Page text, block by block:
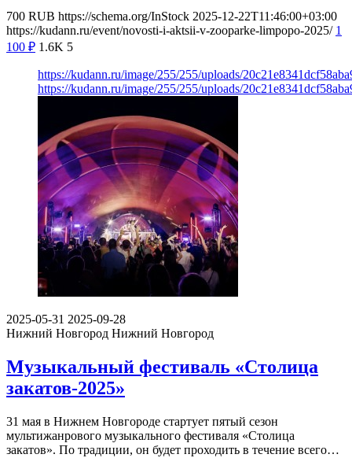
700 RUB https://schema.org/InStock 2025-12-22T11:46:00+03:00
https://kudann.ru/event/novosti-i-aktsii-v-zooparke-limpopo-2025/ 1
100 ₽ 1.6K 5
https://kudann.ru/image/255/255/uploads/
https://kudann.ru/image/255/255/uploads/
2025-05-31 2025-09-28
Нижний Новгород Нижний Новгород
Музыкальный фестиваль «Столица
закатов-2025»
31 мая в Нижнем Новгороде стартует пятый сезон
мультижанрового музыкального фестиваля «Столица
закатов». По традиции, он будет проходить в течение всего…